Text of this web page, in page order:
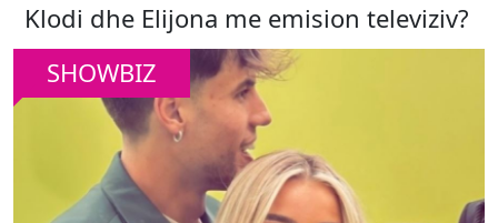
Klodi dhe Elijona me emision televiziv?
SHOWBIZ